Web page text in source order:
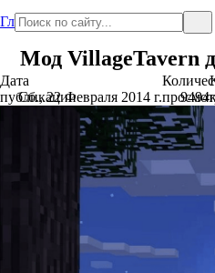
Главная
Мод VillageTavern
Дата
публикации
Сб., 22 Февраля 2014 г. 9494